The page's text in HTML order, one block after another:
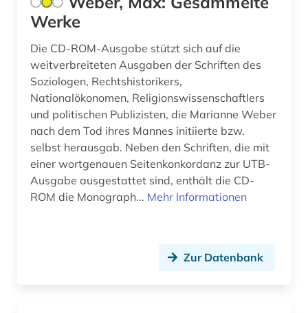
entwicklung (1)
entwicklungspolitik (1)
enzyklopädie (3)
europa (4)
europäische union (2)
fachinformationsdienst lateinamerika, karibik
und latino studies (1)
Großbritannien (7)
Hamburg (1)
Hessen (1)
Israel (1)
Japan (2)
Jugoslawien (2)
Werke
Die CD-ROM-Ausgabe stützt sich auf die
weitverbreiteten Ausgaben der Schriften des
Soziologen, Rechtshistorikers,
Nationalökonomen, Religionswissenschaftlers
und politischen Publizisten, die Marianne Weber
nach dem Tod ihres Mannes initiierte bzw.
selbst herausgab. Neben den Schriften, die mit
einer wortgenauen Seitenkonkordanz zur UTB-
Ausgabe ausgestattet sind, enthält die CD-
ROM die Monograph... Mehr Informationen
Zur Datenbank